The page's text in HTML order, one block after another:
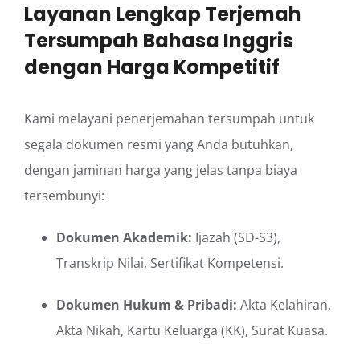
Layanan Lengkap Terjemah
Tersumpah Bahasa Inggris
dengan Harga Kompetitif
Kami melayani penerjemahan tersumpah untuk
segala dokumen resmi yang Anda butuhkan,
dengan jaminan harga yang jelas tanpa biaya
tersembunyi:
Dokumen Akademik: Ijazah (SD-S3),
Transkrip Nilai, Sertifikat Kompetensi.
Dokumen Hukum & Pribadi: Akta Kelahiran,
Akta Nikah, Kartu Keluarga (KK), Surat Kuasa.